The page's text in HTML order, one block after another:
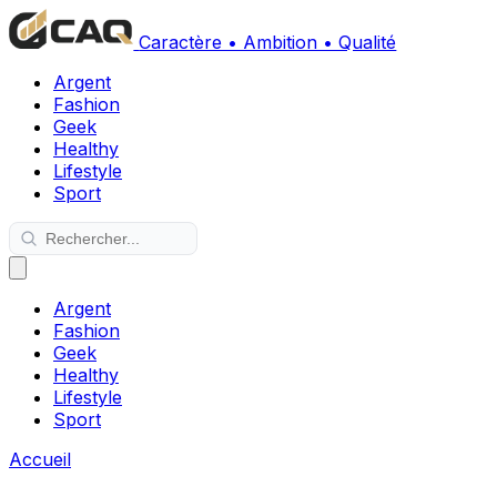
Caractère • Ambition • Qualité
Argent
Fashion
Geek
Healthy
Lifestyle
Sport
Argent
Fashion
Geek
Healthy
Lifestyle
Sport
Accueil